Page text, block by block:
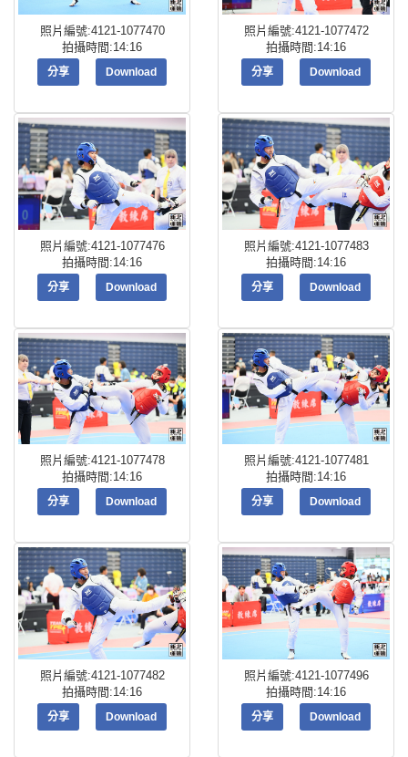
照片編號:4121-1077470
拍攝時間:14:16
分享 Download
照片編號:4121-1077472
拍攝時間:14:16
分享 Download
照片編號:4121-1077476
拍攝時間:14:16
分享 Download
照片編號:4121-1077483
拍攝時間:14:16
分享 Download
照片編號:4121-1077478
拍攝時間:14:16
分享 Download
照片編號:4121-1077481
拍攝時間:14:16
分享 Download
照片編號:4121-1077482
拍攝時間:14:16
分享 Download
照片編號:4121-1077496
拍攝時間:14:16
分享 Download